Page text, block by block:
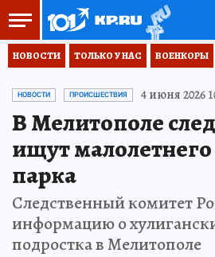
НОВОСТИ ТОЛЬКО У НАС ВОЕНКОРЫ
НОВОСТИ ПРОИСШЕСТВИЯ 4 июня 2026
В Мелитополе
ищут
парка
Следственный комитет
информацию о
подростка в Мелитополе